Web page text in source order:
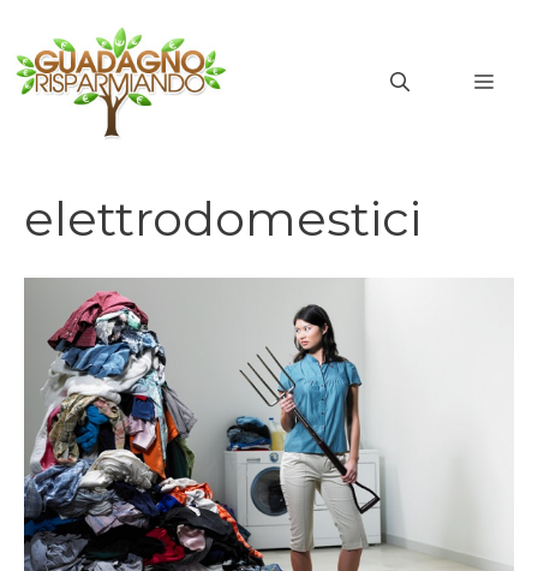
contenuto
elettrodomestici
elettrodomestici